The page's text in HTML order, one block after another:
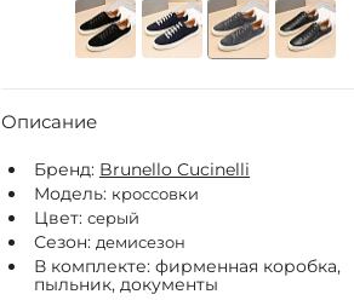
Описание
Бренд: Brunello Cucinelli
Модель: кроссовки
Цвет: серый
Сезон: демисезон
В комплекте: фирменная коробка,
пыльник, документы